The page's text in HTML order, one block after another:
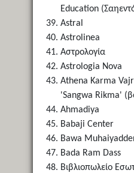
Education
Astral
Astrolinea
Αστρολογία
Astrologia Nova
Athena Karma
'Sangwa Rikma'
Ahmadiya
Babaji Center
Bawa
Bada Ram Dass
Βιβλιοπωλείο